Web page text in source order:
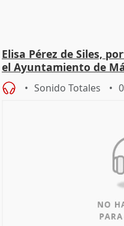
Elisa Pérez de Siles,
el Ayuntamiento de
Sonido Totales